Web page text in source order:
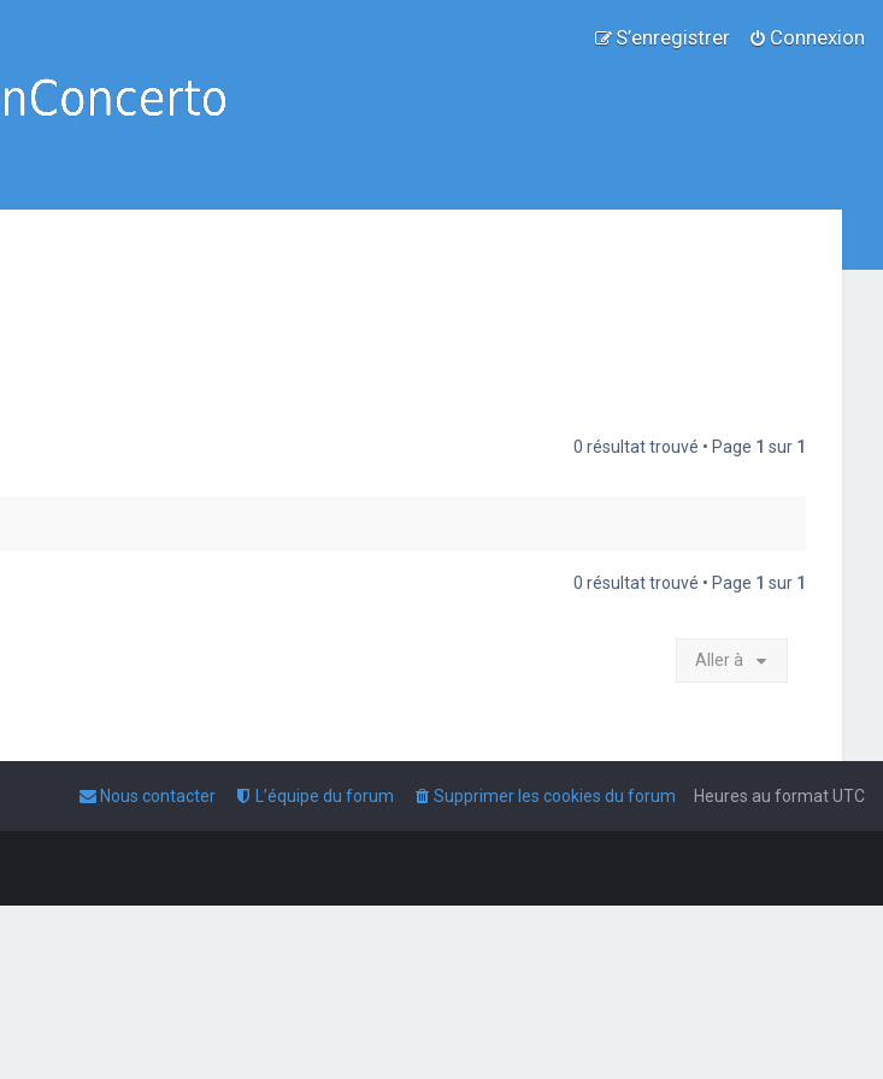
Connexion
S’enregistrer
0 résultat trouvé • Page 1 sur 1
0 résultat trouvé • Page 1 sur 1
Aller à
Heures au formatUTC
Supprimer les cookies du forum
L’équipe du forum
Nous contacter